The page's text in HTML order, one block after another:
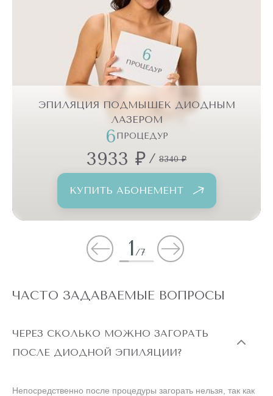
ЭПИЛЯЦИЯ ПОДМЫШЕК ДИОДНЫМ
ЛАЗЕРОМ
6ПРОЦЕДУР
3933 ₽ / 8340 ₽
КУПИТЬ АБОНЕМЕНТ
1 /7
ЧАСТО ЗАДАВАЕМЫЕ ВОПРОСЫ
ЧЕРЕЗ СКОЛЬКО МОЖНО ЗАГОРАТЬ
ПОСЛЕ ДИОДНОЙ ЭПИЛЯЦИИ?
Непосредственно после процедуры загорать нельзя, так как